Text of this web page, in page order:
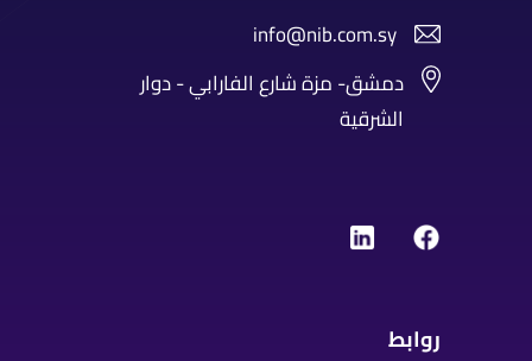
info@nib.com.sy
دمشق- مزة شارع الفارابي - دوار
الشرقية
روابط